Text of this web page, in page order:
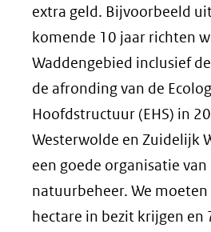
extra geld. Bijvoorbeeld
komende 10 jaar richten
Waddengebied inclusief
de afronding van de
Hoofdstructuur (EHS) in
Westerwolde en Zuidelijk
een goede organisatie
natuurbeheer. We
hectare in bezit krijgen en